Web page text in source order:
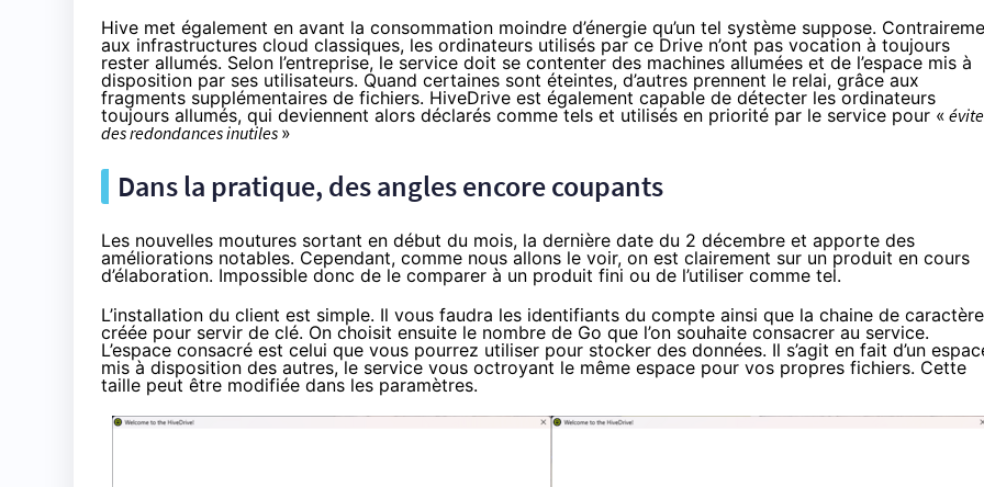
Hive met également en avant la consommation moindre d’énergie qu’un tel système suppose.
aux infrastructures cloud classiques, les ordinateurs utilisés par ce Drive n’ont pas vocation à toujours
rester allumés. Selon l’entreprise, le service doit se contenter des machines allumées et de l’espace mis à
disposition par ses utilisateurs. Quand certaines sont éteintes, d’autres prennent le relai, grâce aux
fragments supplémentaires de fichiers. HiveDrive est également capable de détecter les ordinateurs
toujours allumés, qui deviennent alors déclarés comme tels et utilisés en priorité par le service pour «
des redondances inutiles »
Dans la pratique, des angles encore coupants
Les nouvelles moutures sortant en début du mois, la dernière date du 2 décembre et apporte des
améliorations notables. Cependant, comme nous allons le voir, on est clairement sur un produit en cours
d’élaboration. Impossible donc de le comparer à un produit fini ou de l’utiliser comme tel.
L’installation du client est simple. Il vous faudra les identifiants du compte ainsi que la chaine de
créée pour servir de clé. On choisit ensuite le nombre de Go que l’on souhaite consacrer au service.
L’espace consacré est celui que vous pourrez utiliser pour stocker des données. Il s’agit en fait d’un
mis à disposition des autres, le service vous octroyant le même espace pour vos propres fichiers. Cette
taille peut être modifiée dans les paramètres.